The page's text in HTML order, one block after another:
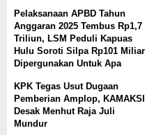
Pelaksanaan APBD Tahun
Anggaran 2025 Tembus Rp1,7
Triliun, LSM Peduli Kapuas
Hulu Soroti Silpa Rp101 Miliar
Dipergunakan Untuk Apa
KPK Tegas Usut Dugaan
Pemberian Amplop, KAMAKSI
Desak Menhut Raja Juli
Mundur